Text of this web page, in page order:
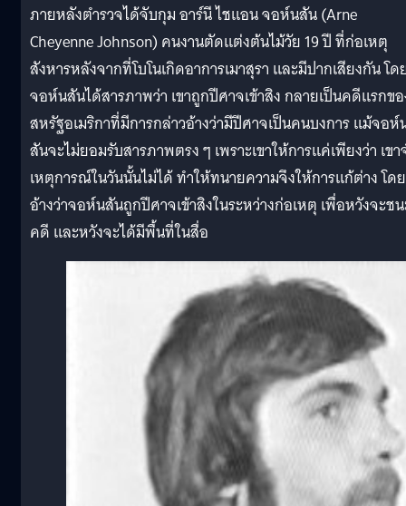
ภายหลังตำรวจได้จับกุม อาร์นี ไชแอน จอห์นสัน (Arne
Cheyenne Johnson) คนงานตัดแต่งต้นไม้วัย 19 ปี ที่ก่อเหตุ
สังหารหลังจากที่โบโนเกิดอาการเมาสุรา และมีปากเสียงกัน โด
จอห์นสันได้สารภาพว่า เขาถูกปีศาจเข้าสิง กลายเป็นคดีแรกข
สหรัฐอเมริกาที่มีการกล่าวอ้างว่ามีปีศาจเป็นคนบงการ แม้จอห์
สันจะไม่ยอมรับสารภาพตรง ๆ เพราะเขาให้การแค่เพียงว่า เขา
เหตุการณ์ในวันนั้นไม่ได้ ทำให้ทนายความจึงให้การแก้ต่าง โดย
อ้างว่าจอห์นสันถูกปีศาจเข้าสิงในระหว่างก่อเหตุ เพื่อหวังจะช
คดี และหวังจะได้มีพื้นที่ในสื่อ